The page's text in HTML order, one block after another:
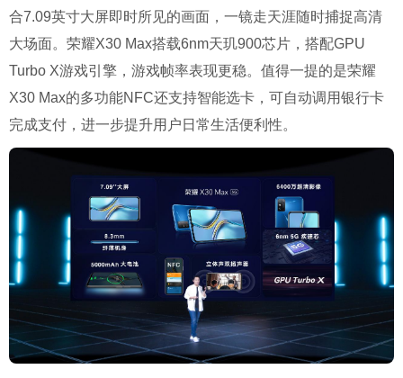
合7.09英寸大屏即时所见的画面，一镜走天涯随时捕捉高清
大场面。荣耀X30 Max搭载6nm天玑900芯片，搭配GPU
Turbo X游戏引擎，游戏帧率表现更稳。值得一提的是荣耀
X30 Max的多功能NFC还支持智能选卡，可自动调用银行卡
完成支付，进一步提升用户日常生活便利性。